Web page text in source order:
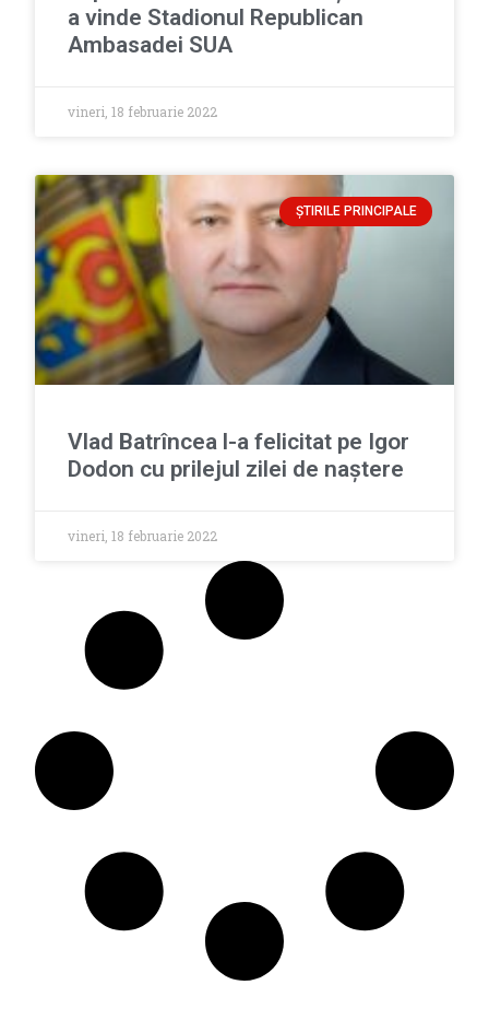
a vinde Stadionul Republican
Ambasadei SUA
vineri, 18 februarie 2022
ȘTIRILE PRINCIPALE
Vlad Batrîncea l-a felicitat pe Igor
Dodon cu prilejul zilei de naștere
vineri, 18 februarie 2022